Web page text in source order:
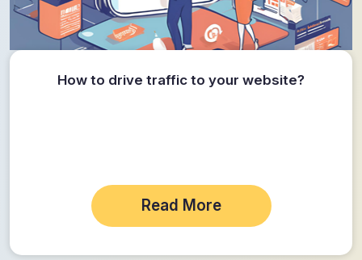
How to drive traffic to your website?
Read More